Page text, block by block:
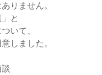
りません。
と
いて、
しました。